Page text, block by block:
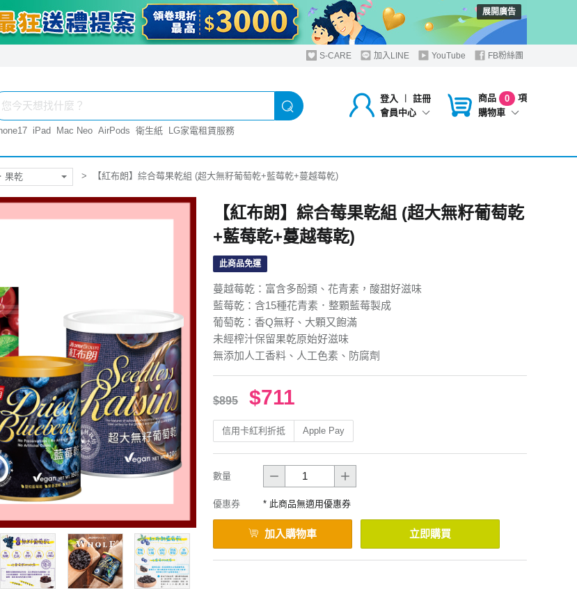
展開廣告
S-CARE 加入LINE YouTube FB粉絲團
登入 ︱
註冊
會員中心
商品 0
項
購物車
iPad Mac Neo AirPods 衛生紙 LG家電租賃服務
果乾 【紅布朗】綜合莓果乾組 (超大無籽葡萄乾+藍莓乾+蔓越莓乾)
【紅布朗】綜合莓果乾組 (超大無籽葡萄乾
+藍莓乾+蔓越莓乾)
此商品免運
蔓越莓乾：富含多酚類、花青素，酸甜好滋味
藍莓乾：含15種花青素．整顆藍莓製成
葡萄乾：香Q無籽、大顆又飽滿
未經榨汁保留果乾原始好滋味
無添加人工香料、人工色素、防腐劑
$895 $711
信用卡紅利折抵 Apple Pay
數量
優惠券 * 此商品無適用優惠券
加入購物車 立即購買